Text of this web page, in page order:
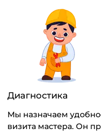
Диагностика
Мы назначаем
визита мастера. Он